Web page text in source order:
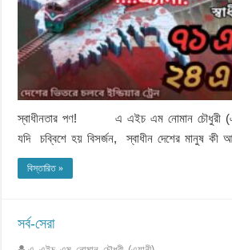
স্বাধীনতার পণ! এ এইচ এম নোমান চৌধুরী
যদি চব্বিশে হয় বিসর্জন, স্বাধীন দেশের মানুষ
বিস্তারিত »
সর্ব-সেরা